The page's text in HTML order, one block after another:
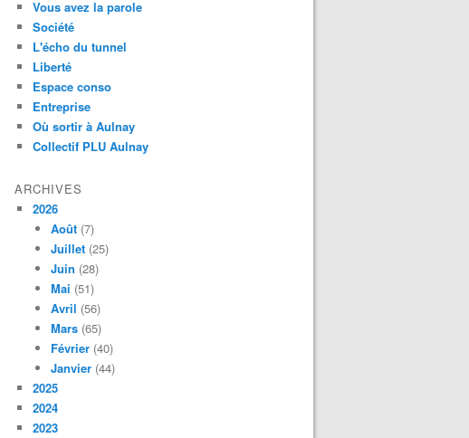
Vous avez la parole
Société
L'écho du tunnel
Liberté
Espace conso
Entreprise
Où sortir à Aulnay
Collectif PLU Aulnay
ARCHIVES
2026
Août (7)
Juillet (25)
Juin (28)
Mai (51)
Avril (56)
Mars (65)
Février (40)
Janvier (44)
2025
2024
2023